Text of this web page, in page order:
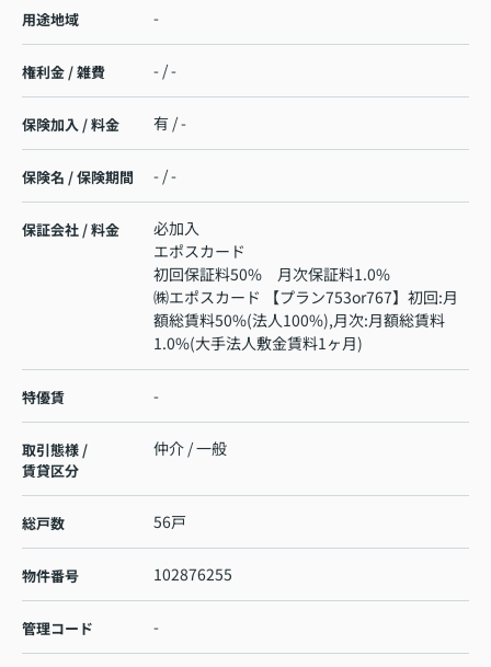
用途地域 -
権利金 / 雑費 - / -
保険加入 / 料金 有 / -
保険名 / 保険期間 - / -
保証会社 / 料金
必加入
エポスカード
初回保証料50% 月次保証料1.0%
㈱エポスカード 【プラン753or767】初回:月
額総賃料50%(法人100%),月次:月額総賃料
1.0%(大手法人敷金賃料1ヶ月)
特優賃 -
取引態様 /
賃貸区分
仲介 / 一般
総戸数 56戸
物件番号 102876255
管理コード -